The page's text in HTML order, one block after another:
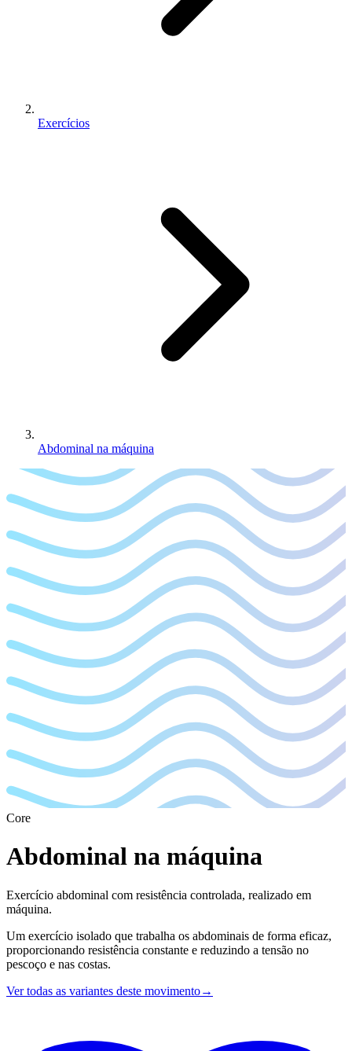
Exercícios
Abdominal na máquina
Core
Abdominal na máquina
Exercício abdominal com resistência controlada, realizado em
máquina.
Um exercício isolado que trabalha os abdominais de forma eficaz,
proporcionando resistência constante e reduzindo a tensão no
pescoço e nas costas.
Ver todas as variantes deste movimento→